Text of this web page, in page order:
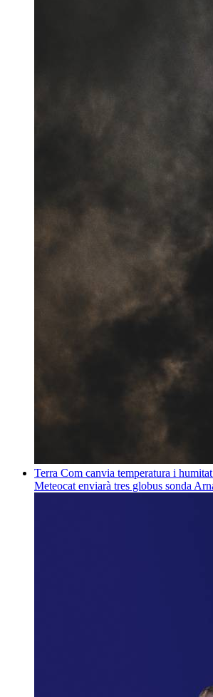
Terra Com canvia temperatura i
Meteocat enviarà tres globus sonda